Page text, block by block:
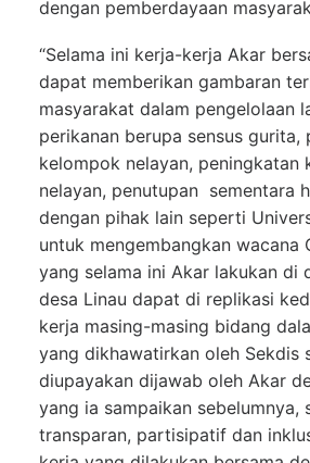
dengan pemberdayaan
“Selama ini kerja-kerja Akar
dapat memberikan gambaran
masyarakat dalam pengelolaan
perikanan berupa sensus gurita,
kelompok nelayan, peningkatan
nelayan, penutupan sementara
dengan pihak lain seperti
untuk mengembangkan wacana
yang selama ini Akar lakukan di
desa Linau dapat di replikasi
kerja masing-masing bidang
yang dikhawatirkan oleh Sekdis
diupayakan dijawab oleh Akar
yang ia sampaikan sebelumnya,
transparan, partisipatif dan